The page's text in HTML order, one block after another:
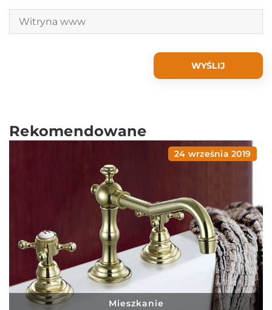
Rekomendowane
24 września 2019
Mieszkanie